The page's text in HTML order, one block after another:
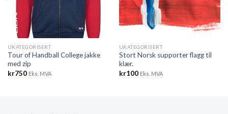
UKATEGORISERT
Tour of Handball College jakke
med zip
kr750 Eks. MVA
UKATEGORISERT
Stort Norsk supporter flagg til
klær.
kr100 Eks. MVA